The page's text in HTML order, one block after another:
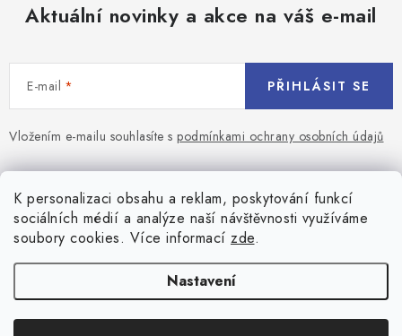
K personalizaci obsahu a reklam, poskytování funkcí
sociálních médií a analýze naší návštěvnosti využíváme
soubory cookies. Více informací zde.
Nastavení
Aktuální novinky a akce na váš e-mail
E-mail
Vložením e-mailu souhlasíte s podmínkami ochrany osobních údajů
PŘIHLÁSIT SE
Z
á
Blog
Jaký terč na šipky vybrat pro začátečníka?
Přihlášení
Všeobecné obchodní podmínky